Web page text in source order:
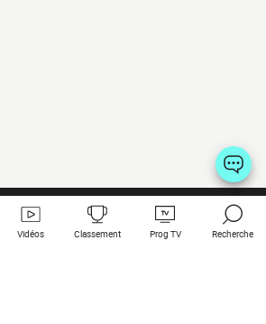
Vidéos Classement Prog TV Recherche